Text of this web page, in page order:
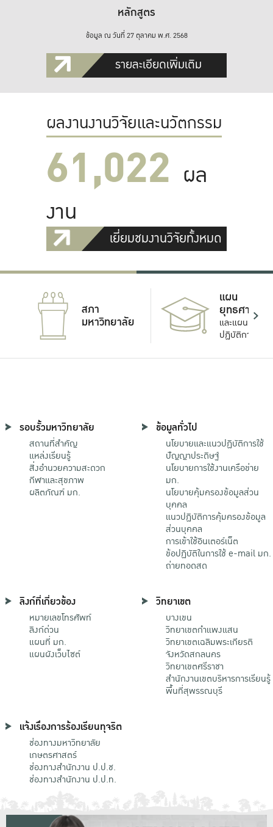
หลักสูตร
ข้อมูล ณ วันที่ 27 ตุลาคม พ.ศ. 2568
รายละเอียดเพิ่มเติม
ผลงานงานวิจัยและนวัตกรรม
61,022 ผล
งาน
เยี่ยมชมงานวิจัยทั้งหมด
สภา
มหาวิทยาลัย
แผน
ยุทธศาสตร์
และแผน
ปฏิบัติการ
รอบรั้วมหาวิทยาลัย
สถานที่สำคัญ
แหล่งเรียนรู้
สิ่งอำนวยความสะดวก
กีฬาและสุขภาพ
ผลิตภัณฑ์ มก.
ข้อมูลทั่วไป
นโยบายและแนวปฏิบัติการใช้
ปัญญาประดิษฐ์
นโยบายการใช้งานเครือข่าย
มก.
นโยบายคุ้มครองข้อมูลส่วน
บุคคล
แนวปฏิบัติการคุ้มครองข้อมูล
ส่วนบุคคล
การเข้าใช้อินเตอร์เน็ต
ข้อปฏิบัติในการใช้ e-mail มก.
ถ่ายทอดสด
ลิงก์ที่เกี่ยวข้อง
หมายเลขโทรศัพท์
ลิงก์ด่วน
แผนที่ มก.
แผนผังเว็บไซต์
วิทยาเขต
บางเขน
วิทยาเขตกําแพงแสน
วิทยาเขตเฉลิมพระเกียรติ
จังหวัดสกลนคร
วิทยาเขตศรีราชา
สำนักงานเขตบริหารการเรียนรู้
พื้นที่สุพรรณบุรี
แจ้งเรื่องการร้องเรียนทุจริต
ช่องทางมหาวิทยาลัย
เกษตรศาสตร์
ช่องทางสำนักงาน ป.ป.ช.
ช่องทางสำนักงาน ป.ป.ท.